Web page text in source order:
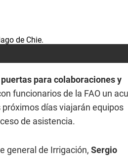
para colaboraciones y
funcionarios de la FAO un
días viajarán equipos
de asistencia.
general de Irrigación, Sergio